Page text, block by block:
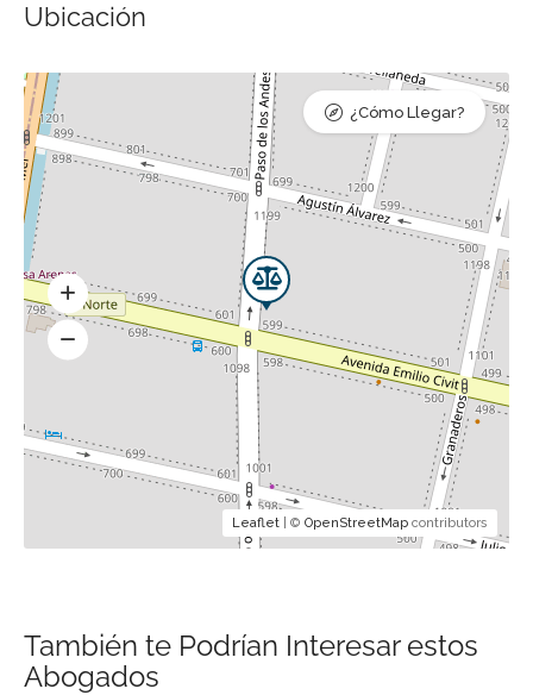
Ubicación
Leaflet | © OpenStreetMap contributors
¿Cómo Llegar?
También te Podrían Interesar estos
Abogados